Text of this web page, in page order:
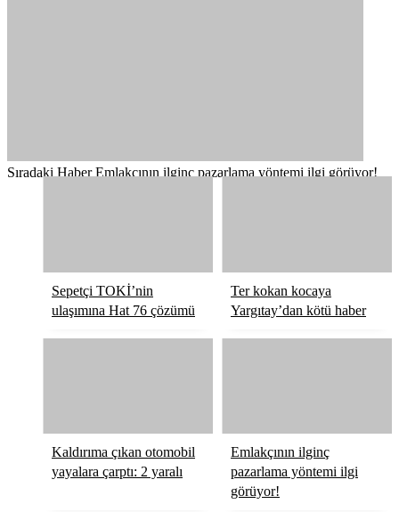
Sıradaki Haber Emlakçının ilginç pazarlama yöntemi ilgi görüyor!
Sepetçi TOKİ’nin
ulaşımına Hat 76 çözümü
Ter kokan kocaya
Yargıtay’dan kötü haber
Kaldırıma çıkan otomobil
yayalara çarptı: 2 yaralı
Emlakçının ilginç
pazarlama yöntemi ilgi
görüyor!